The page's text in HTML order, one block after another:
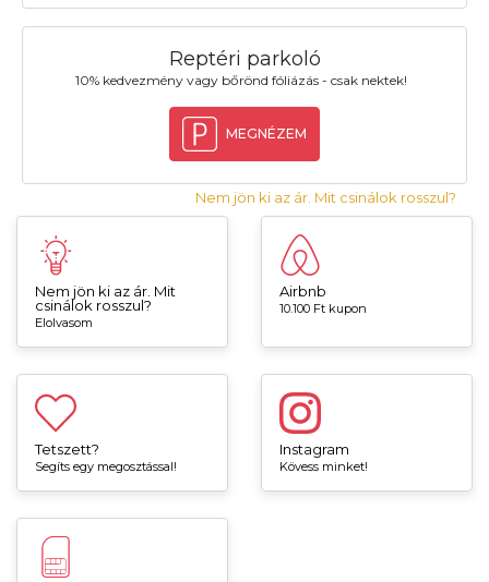
Reptéri parkoló
10% kedvezmény vagy bőrönd fóliázás - csak nektek!
MEGNÉZEM
Nem jön ki az ár. Mit csinálok rosszul?
Nem jön ki az ár. Mit
csinálok rosszul?
Elolvasom
Airbnb
10.100 Ft kupon
Tetszett?
Segíts egy megosztással!
Instagram
Kövess minket!